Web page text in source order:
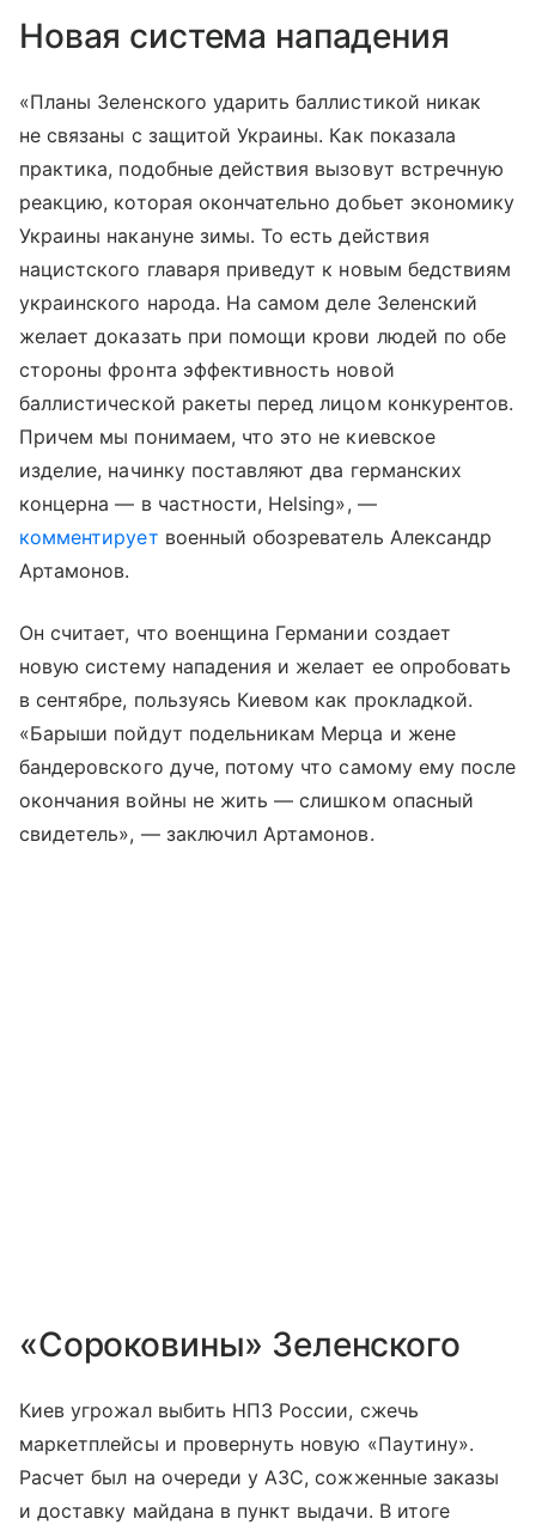
Новая система нападения
«Планы Зеленского ударить баллистикой никак
не связаны с защитой Украины. Как показала
практика, подобные действия вызовут встречную
реакцию, которая окончательно добьет экономику
Украины накануне зимы. То есть действия
нацистского главаря приведут к новым бедствиям
украинского народа. На самом деле Зеленский
желает доказать при помощи крови людей по обе
стороны фронта эффективность новой
баллистической ракеты перед лицом конкурентов.
Причем мы понимаем, что это не киевское
изделие, начинку поставляют два германских
концерна — в частности, Helsing», —
комментирует военный обозреватель Александр
Артамонов.
Он считает, что военщина Германии создает
новую систему нападения и желает ее опробовать
в сентябре, пользуясь Киевом как прокладкой.
«Барыши пойдут подельникам Мерца и жене
бандеровского дуче, потому что самому ему после
окончания войны не жить — слишком опасный
свидетель», — заключил Артамонов.
«Сороковины» Зеленского
Киев угрожал выбить НПЗ России, сжечь
маркетплейсы и провернуть новую «Паутину».
Расчет был на очереди у АЗС, сожженные заказы
и доставку майдана в пункт выдачи. В итоге